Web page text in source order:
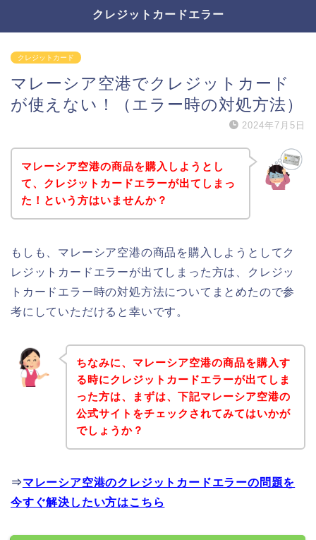
クレジットカードエラー
クレジットカード
マレーシア空港でクレジットカード
が使えない！（エラー時の対処方法）
2024年7月5日
マレーシア空港の商品を購入しようとし
て、クレジットカードエラーが出てしまっ
た！という方はいませんか？
もしも、マレーシア空港の商品を購入しようとしてク
レジットカードエラーが出てしまった方は、クレジッ
トカードエラー時の対処方法についてまとめたので参
考にしていただけると幸いです。
ちなみに、マレーシア空港の商品を購入す
る時にクレジットカードエラーが出てしま
った方は、まずは、下記マレーシア空港の
公式サイトをチェックされてみてはいかが
でしょうか？
⇒マレーシア空港のクレジットカードエラーの問題を
今すぐ解決したい方はこちら